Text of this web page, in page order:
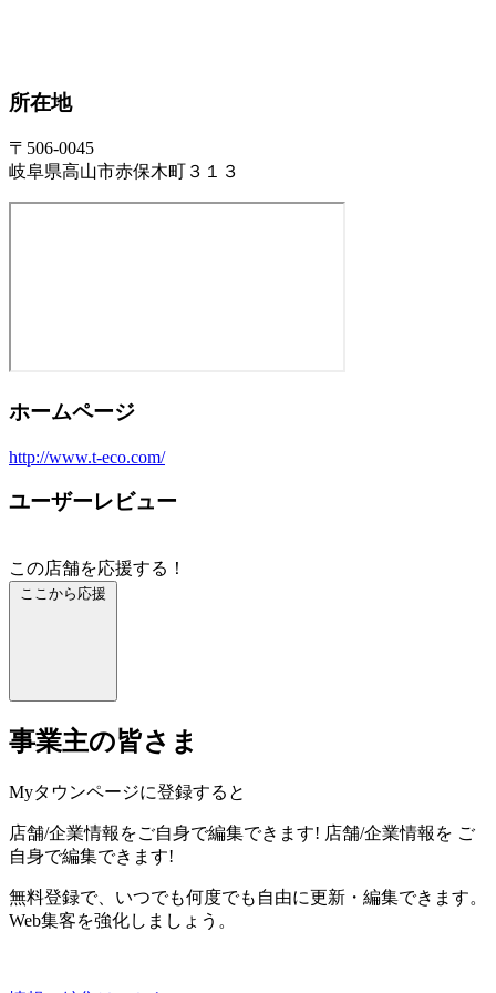
所在地
〒506-0045
岐阜県高山市赤保木町３１３
ホームページ
http://www.t-eco.com/
ユーザーレビュー
この店舗を応援する！
ここから応援
事業主の皆さま
Myタウンページに登録すると
店舗/企業情報をご自身で編集できます! 店舗/企業情報を ご
自身で編集できます!
無料登録で、いつでも何度でも自由に更新・編集できます。
Web集客を強化しましょう。